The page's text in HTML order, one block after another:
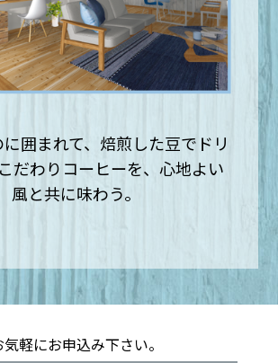
囲まれて、焙煎した豆でドリ
こだわりコーヒーを、心地よい
風と共に味わう。
気軽にお申込み下さい。